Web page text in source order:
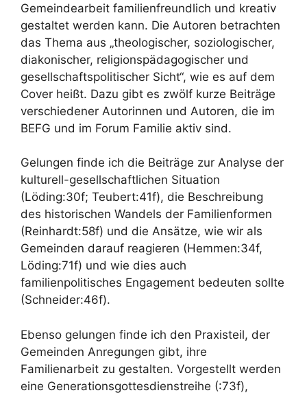
Gemeindearbeit familienfreundlich und kreativ
gestaltet werden kann. Die Autoren betrachten
das Thema aus „theologischer, soziologischer,
diakonischer, religionspädagogischer und
gesellschaftspolitischer Sicht“, wie es auf dem
Cover heißt. Dazu gibt es zwölf kurze Beiträge
verschiedener Autorinnen und Autoren, die im
BEFG und im Forum Familie aktiv sind.
Gelungen finde ich die Beiträge zur Analyse der
kulturell-gesellschaftlichen Situation
(Löding:30f; Teubert:41f), die Beschreibung
des historischen Wandels der Familienformen
(Reinhardt:58f) und die Ansätze, wie wir als
Gemeinden darauf reagieren (Hemmen:34f,
Löding:71f) und wie dies auch
familienpolitisches Engagement bedeuten sollte
(Schneider:46f).
Ebenso gelungen finde ich den Praxisteil, der
Gemeinden Anregungen gibt, ihre
Familienarbeit zu gestalten. Vorgestellt werden
eine Generationsgottesdienstreihe (:73f),